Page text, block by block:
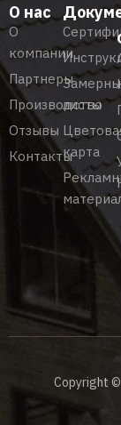
О нас
О
компании
Партнеры
Производство
Отзывы
Контакты
листы
карта
Copyright